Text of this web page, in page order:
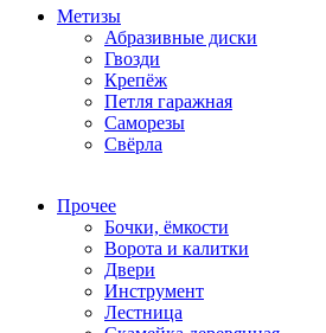
Метизы
Абразивные диски
Гвозди
Крепёж
Петля гаражная
Саморезы
Свёрла
Прочее
Бочки, ёмкости
Ворота и калитки
Двери
Инструмент
Лестница